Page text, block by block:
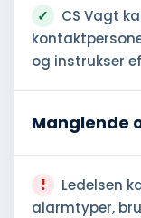
✓
CS Vagt
og instrukser
Manglende
!
Ledelsen
alarmtyper,